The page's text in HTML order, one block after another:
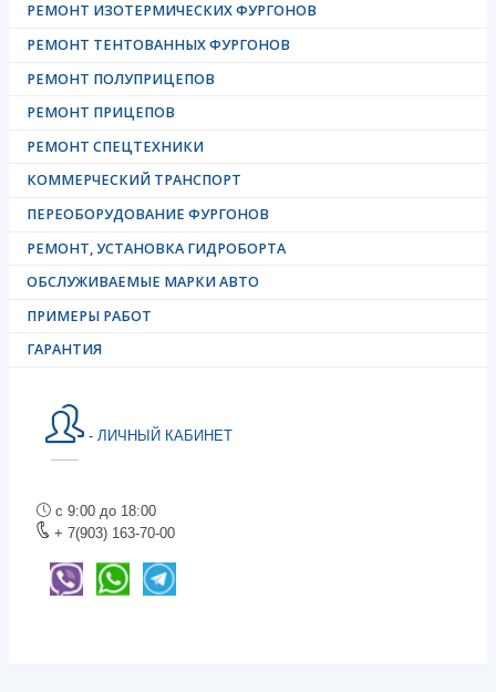
РЕМОНТ ИЗОТЕРМИЧЕСКИХ ФУРГОНОВ
РЕМОНТ ТЕНТОВАННЫХ ФУРГОНОВ
РЕМОНТ ПОЛУПРИЦЕПОВ
РЕМОНТ ПРИЦЕПОВ
РЕМОНТ СПЕЦТЕХНИКИ
КОММЕРЧЕСКИЙ ТРАНСПОРТ
ПЕРЕОБОРУДОВАНИЕ ФУРГОНОВ
РЕМОНТ, УСТАНОВКА ГИДРОБОРТА
ОБСЛУЖИВАЕМЫЕ МАРКИ АВТО
ПРИМЕРЫ РАБОТ
ГАРАНТИЯ
- ЛИЧНЫЙ КАБИНЕТ
с 9:00 до 18:00
+ 7(903) 163-70-00